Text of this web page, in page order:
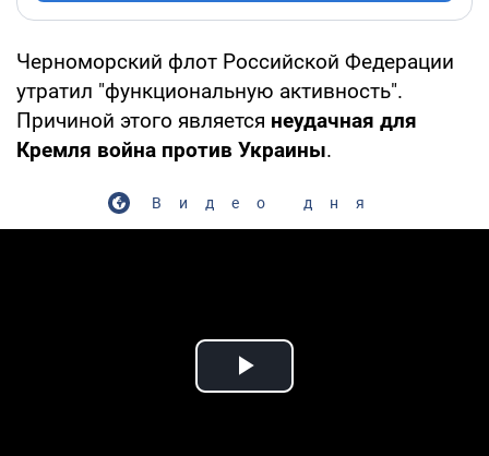
Черноморский флот Российской Федерации
утратил "функциональную активность".
Причиной этого является неудачная для
Кремля война против Украины.
Видео дня
Play Video